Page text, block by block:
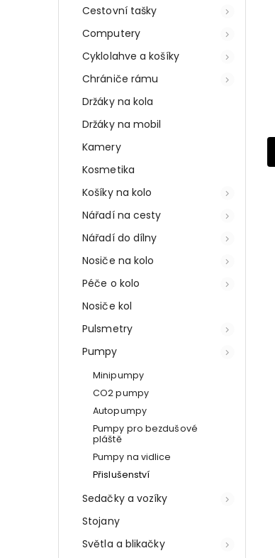
Cestovní tašky
Computery
Cyklolahve a košíky
Chrániče rámu
Držáky na kola
Držáky na mobil
Kamery
Kosmetika
Košíky na kolo
Nářadí na cesty
Nářadí do dílny
Nosiče na kolo
Péče o kolo
Nosiče kol
Pulsmetry
Pumpy
Minipumpy
CO2 pumpy
Autopumpy
Pumpy pro bezdušové
pláště
Pumpy na vidlice
Přislušenství
Sedačky a vozíky
Stojany
Světla a blikačky